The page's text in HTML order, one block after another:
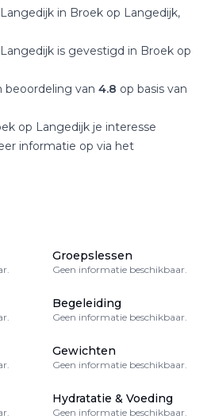
in Broek op Langedijk,
is gevestigd in Broek op
beoordeling van 4.8 op basis van
op Langedijk je interesse
informatie op via het
Groepslessen
Geen informatie beschikbaar.
Begeleiding
Geen informatie beschikbaar.
Gewichten
Geen informatie beschikbaar.
Hydratatie & Voeding
Geen informatie beschikbaar.